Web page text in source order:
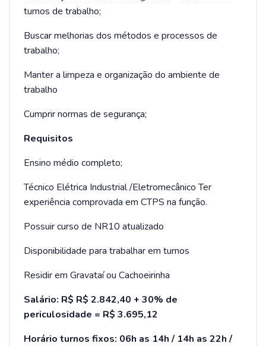
turnos de trabalho;
Buscar melhorias dos métodos e processos de
trabalho;
Manter a limpeza e organização do ambiente de
trabalho
Cumprir normas de segurança;
Requisitos
Ensino médio completo;
Técnico Elétrica Industrial /Eletromecânico Ter
experiência comprovada em CTPS na função.
Possuir curso de NR10 atualizado
Disponibilidade para trabalhar em turnos
Residir em Gravataí ou Cachoeirinha
Salário: R$ R$ 2.842,40 + 30% de
periculosidade = R$ 3.695,12
Horário turnos fixos: 06h as 14h / 14h as 22h /